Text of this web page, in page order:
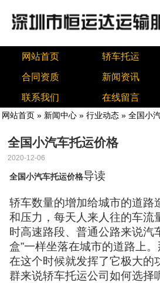
网站首页 轿车托运
合同资质 新闻资讯
联系我们 在线留言
网站首页 » 新闻中心 » 行业动态 » 全国小
全国小汽车托运价格
2020-12-06
全国小汽车托运价格导读
轿车数量的增加给城市的道路
和压力，每天人来人往的车流
时高速路段、普通公路来说汽
盒”一样坐落在城市的道路上
在这个时候就发挥了它极大的
群来说轿车托运公司如何选择